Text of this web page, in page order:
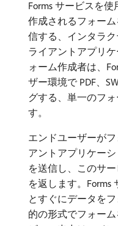
Forms サービスを
作成されるフォー
信する、インタラ
ライアントアプリ
ォーム作成者は、
ザー環境で PDF、
グする、単一のフ
す。
エンドユーザーが
アントアプリケー
を送信し、このサ
を返します。Forms
とすぐにデータを
的の形式でフォー